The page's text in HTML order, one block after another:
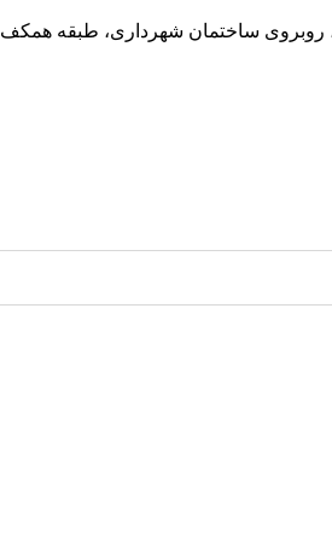
روبروی ساختمان شهرداری، طبقه همکف